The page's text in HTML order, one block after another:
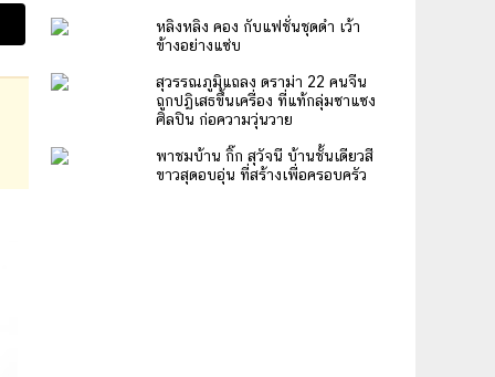
หลิงหลิง คอง กับแฟชั่นชุดดำ เว้า
ข้างอย่างแซ่บ
สุวรรณภูมิแถลง ดราม่า 22 คนจีน
ถูกปฏิเสธขึ้นเครื่อง ที่แท้กลุ่มซาแซง
ศิลปิน ก่อความวุ่นวาย
พาชมบ้าน กิ๊ก สุวัจนี บ้านชั้นเดียวสี
ขาวสุดอบอุ่น ที่สร้างเพื่อครอบครัว